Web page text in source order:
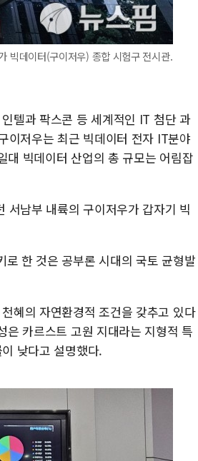
빅데이터(구이저우) 종합 시험구 전시관.
텔과 팍스콘 등 세계적인 IT 첨단 과
이저우는 최근 빅데이터 전자 IT분야
대 빅데이터 산업의 총 규모는 어림잡
서남부 내륙의 구이저우가 갑자기 빅
한 것은 공부론 시대의 국토 균형발
혜의 자연환경적 조건을 갖추고 있다
카르스트 고원 지대라는 지형적 특
낮다고 설명했다.